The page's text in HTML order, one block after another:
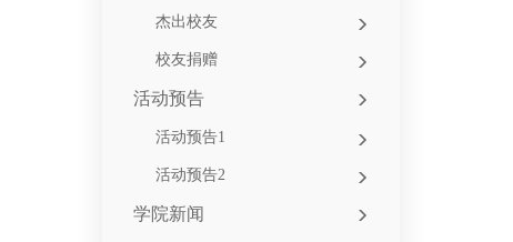
杰出校友
校友捐赠
活动预告
活动预告1
活动预告2
学院新闻